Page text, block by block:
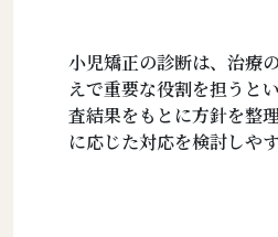
小児矯正の診断は、治療
えで重要な役割を担うと
査結果をもとに方針を整
に応じた対応を検討しや